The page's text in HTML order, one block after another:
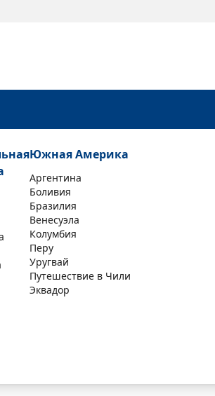
Южная Америка
Аргентина
Боливия
Бразилия
Венесуэла
Колумбия
Перу
Уругвай
Путешествие в Чили
Эквадор